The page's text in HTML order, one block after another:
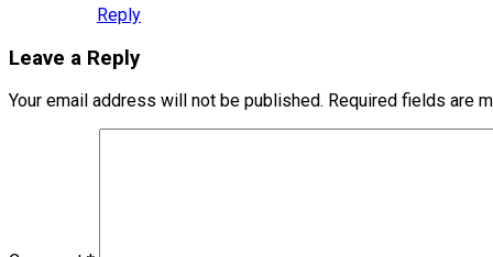
Reply
Leave a Reply
Your email address will not be published. Required fields are